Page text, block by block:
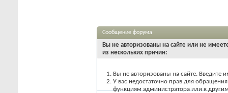
Сообщение форума
Вы не авторизованы на сайте или не
из нескольких причин:
Вы не авторизованы на сайте. Введите
У вас недостаточно прав для
функциям администратора или к